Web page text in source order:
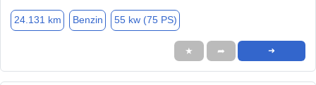
24.131 km Benzin 55 kw (75 PS)
★ ➦ ➜